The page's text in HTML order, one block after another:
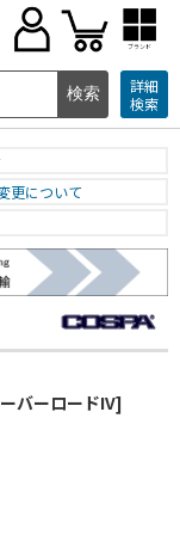
ブランド
詳細
検索
更について
バーロードIV]